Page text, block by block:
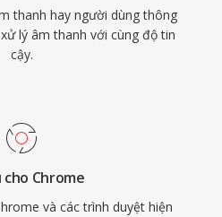
thanh hay người dùng thông
lý âm thanh với cùng độ tin
cậy.
Chrome
và các trình duyệt hiện